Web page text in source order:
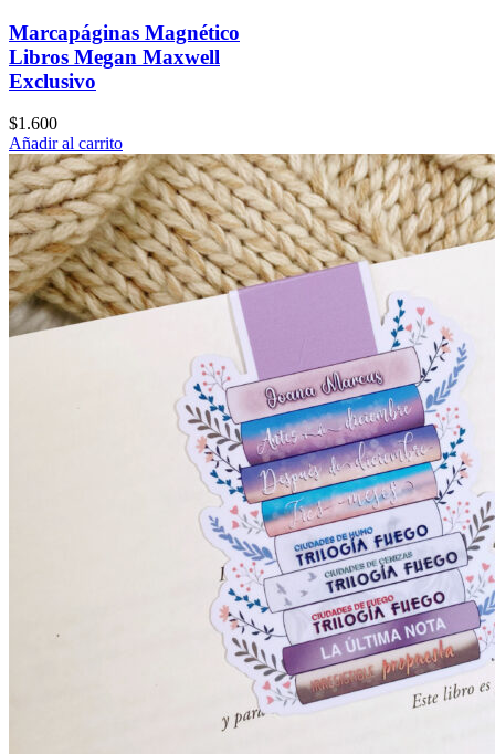
Marcapáginas Magnético
Libros Megan Maxwell
Exclusivo
$1.600
Añadir al carrito